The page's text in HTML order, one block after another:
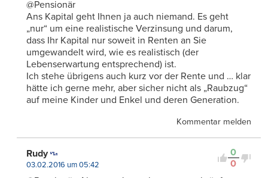
@Pensionär
Ans Kapital geht Ihnen ja auch niemand. Es geht
„nur“ um eine realistische Verzinsung und darum,
dass Ihr Kapital nur soweit in Renten an Sie
umgewandelt wird, wie es realistisch (der
Lebenserwartung entsprechend) ist.
Ich stehe übrigens auch kurz vor der Rente und … klar
hätte ich gerne mehr, aber sicher nicht als „Raubzug“
auf meine Kinder und Enkel und deren Generation.
Kommentar melden
0
0
Rudy
03.02.2016 um 05:42